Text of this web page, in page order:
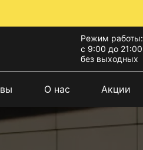
Режим работы:
с 9:00 до 21:00
без выходных
О нас Акции